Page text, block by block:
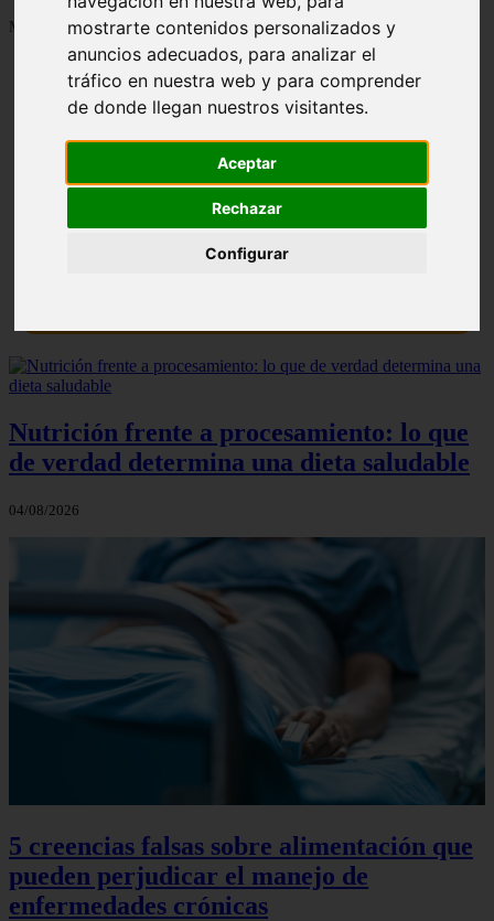
mostrarte contenidos personalizados y
anuncios adecuados, para analizar el
tráfico en nuestra web y para comprender
de donde llegan nuestros visitantes.
Aceptar
Rechazar
Configurar
Mostrando 1 - 24 de 1287 artículos
Contraindicaciones del espino amarillo: conocelas
ahora
Nutrición frente a procesamiento: lo que
de verdad determina una dieta saludable
04/08/2026
5 creencias falsas sobre alimentación que
pueden perjudicar el manejo de
enfermedades crónicas